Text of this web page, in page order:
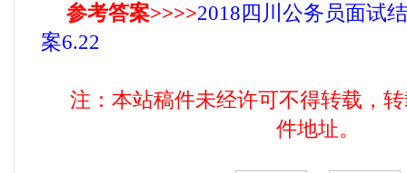
参考答案>>>>2018四川公务员面试
案6.22
注：本站稿件未经许可不得转载，
件地址。